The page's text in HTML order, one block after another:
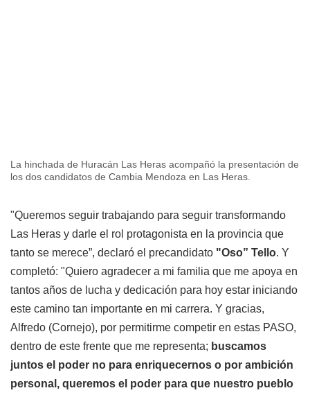
La hinchada de Huracán Las Heras acompañó la presentación de
los dos candidatos de Cambia Mendoza en Las Heras.
"Queremos seguir trabajando para seguir transformando
Las Heras y darle el rol protagonista en la provincia que
tanto se merece”, declaró el precandidato "Oso” Tello. Y
completó: "Quiero agradecer a mi familia que me apoya en
tantos años de lucha y dedicación para hoy estar iniciando
este camino tan importante en mi carrera. Y gracias,
Alfredo (Cornejo), por permitirme competir en estas PASO,
dentro de este frente que me representa; buscamos
juntos el poder no para enriquecernos o por ambición
personal, queremos el poder para que nuestro pueblo